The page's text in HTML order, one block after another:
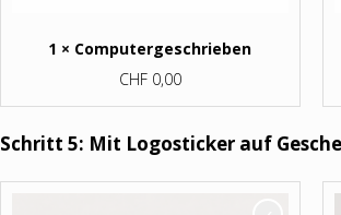
1 × Computergeschrieben
CHF0,00
Schritt 5: Mit Logosticker auf